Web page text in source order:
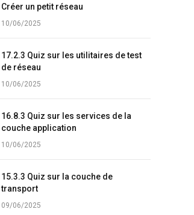
Créer un petit réseau
10/06/2025
17.2.3 Quiz sur les utilitaires de test
de réseau
10/06/2025
16.8.3 Quiz sur les services de la
couche application
10/06/2025
15.3.3 Quiz sur la couche de
transport
09/06/2025